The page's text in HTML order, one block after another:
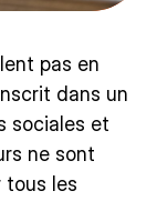
pas en
dans un
sociales et
ne sont
tous les